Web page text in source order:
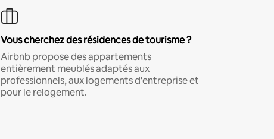
Vous cherchez des résidences de tourisme ?
Airbnb propose des appartements
entièrement meublés adaptés aux
professionnels, aux logements d'entreprise et
pour le relogement.